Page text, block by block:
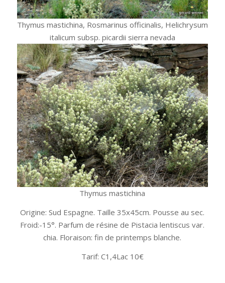
Thymus mastichina, Rosmarinus officinalis, Helichrysum
italicum subsp. picardii sierra nevada
Thymus mastichina
Origine: Sud Espagne. Taille 35x45cm. Pousse au sec.
Froid:-15°. Parfum de résine de Pistacia lentiscus var.
chia. Floraison: fin de printemps blanche.
Tarif: C1,4Lac 10€